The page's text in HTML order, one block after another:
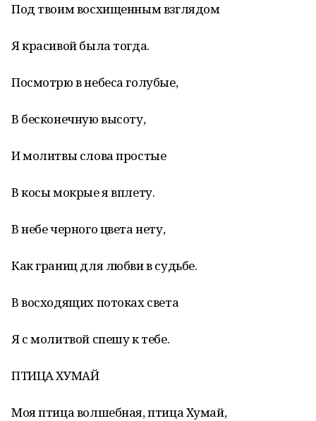
Под твоим восхищенным взглядом
Я красивой была тогда.
Посмотрю в небеса голубые,
В бесконечную высоту,
И молитвы слова простые
В косы мокрые я вплету.
В небе черного цвета нету,
Как границ для любви в судьбе.
В восходящих потоках света
Я с молитвой спешу к тебе.
ПТИЦА ХУМАЙ
Моя птица волшебная, птица Хумай,